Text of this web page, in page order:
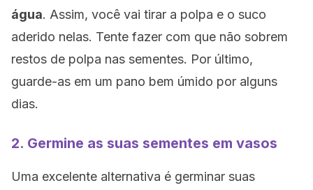
água. Assim, você vai tirar a polpa e o suco
aderido nelas. Tente fazer com que não sobrem
restos de polpa nas sementes. Por último,
guarde-as em um pano bem úmido por alguns
dias.
2. Germine as suas sementes em vasos
Uma excelente alternativa é germinar suas